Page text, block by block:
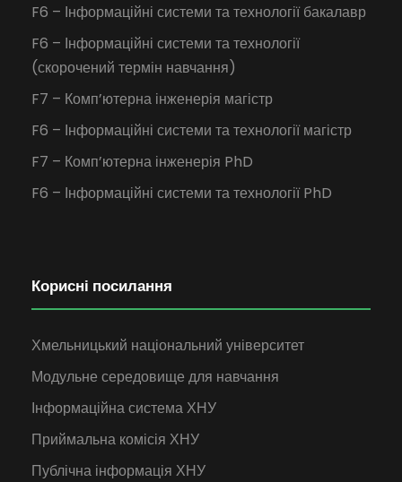
F6 – Інформаційні системи та технології бакалавр
F6 – Інформаційні системи та технології
(скорочений термін навчання)
F7 – Комп’ютерна інженерія магістр
F6 – Інформаційні системи та технології магістр
F7 – Комп’ютерна інженерія PhD
F6 – Інформаційні системи та технології PhD
Корисні посилання
Хмельницький національний університет
Модульне середовище для навчання
Інформаційна система ХНУ
Приймальна комісія ХНУ
Публічна інформація ХНУ